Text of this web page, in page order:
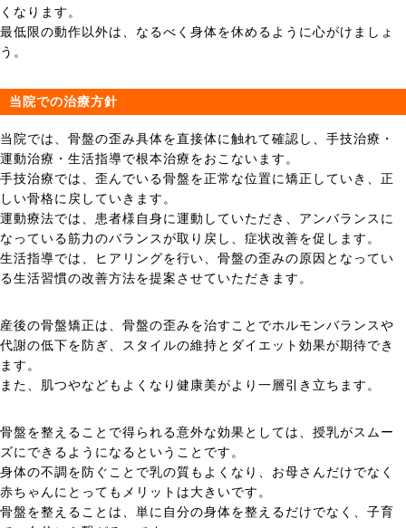
くなります。
最低限の動作以外は、なるべく身体を休めるように心がけましょ
う。
当院での治療方針
当院では、骨盤の歪み具体を直接体に触れて確認し、手技治療・
運動治療・生活指導で根本治療をおこないます。
手技治療では、歪んでいる骨盤を正常な位置に矯正していき、正
しい骨格に戻していきます。
運動療法では、患者様自身に運動していただき、アンバランスに
なっている筋力のバランスが取り戻し、症状改善を促します。
生活指導では、ヒアリングを行い、骨盤の歪みの原因となってい
る生活習慣の改善方法を提案させていただきます。
産後の骨盤矯正は、骨盤の歪みを治すことでホルモンバランスや
代謝の低下を防ぎ、スタイルの維持とダイエット効果が期待でき
ます。
また、肌つやなどもよくなり健康美がより一層引き立ちます。
骨盤を整えることで得られる意外な効果としては、授乳がスムー
ズにできるようになるということです。
身体の不調を防ぐことで乳の質もよくなり、お母さんだけでなく
赤ちゃんにとってもメリットは大きいです。
骨盤を整えることは、単に自分の身体を整えるだけでなく、子育